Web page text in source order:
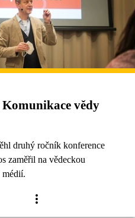
vědy
druhý ročník konference
zaměřil na vědeckou
médií.